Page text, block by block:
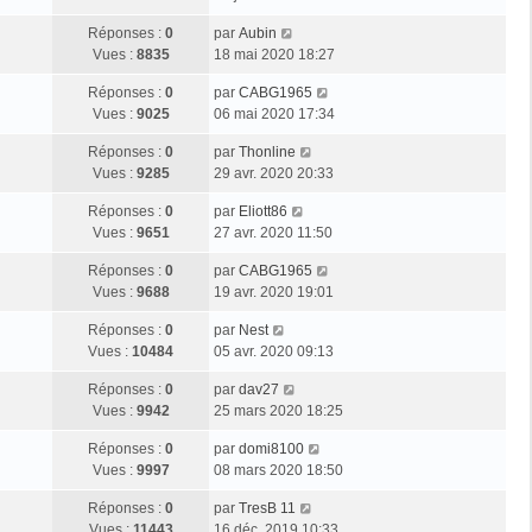
a
gs
a
g
r
m
s
a
g
n
i
r
m
s
a
g
Réponses : 0
Vues : 8835
D
e
n
i
r
m
s
a
g
par Aubin
18 mai 2020 18:27
Réponses : 0
Vues : 9025
D
e
n
i
r
m
s
a
g
par CABG1965
06 mai 2020 17:34
Réponses : 0
Vues : 9285
D
e
n
i
r
m
s
a
g
par Thonline
29 avr. 2020 20:33
Réponses : 0
Vues : 9651
D
e
n
i
r
m
s
a
g
par Eliott86
27 avr. 2020 11:50
Réponses : 0
Vues : 9688
D
e
n
i
r
m
s
a
g
par CABG1965
19 avr. 2020 19:01
Réponses : 0
Vues : 10484
D
e
n
i
r
m
s
par Nest
05 avr. 2020 09:13
Réponses : 0
Vues : 9942
D
e
n
i
r
par dav27
25 mars 2020 18:25
Réponses : 0
Vues : 9997
D
e
n
par domi8100
08 mars 2020 18:50
Réponses : 0
D
par TresB 11